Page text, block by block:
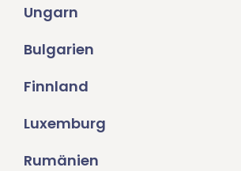
Ungarn
Bulgarien
Finnland
Luxemburg
Rumänien